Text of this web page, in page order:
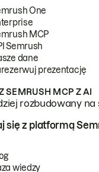
One
MCP
Semrush
dane
prezentację
SEMRUSH MCP Z AI
rozbudowany
się z platformą
wiedzy